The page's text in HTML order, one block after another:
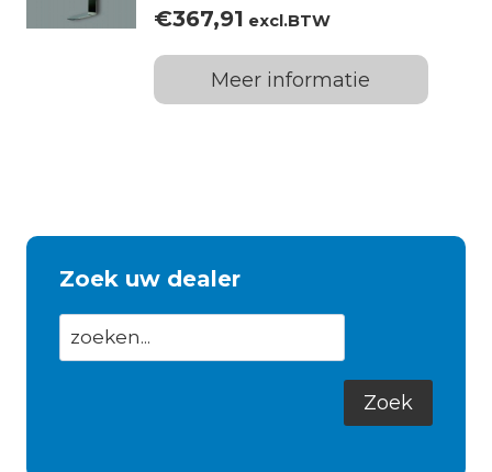
€367,91 excl.BTW
Meer informatie
Zoek uw dealer